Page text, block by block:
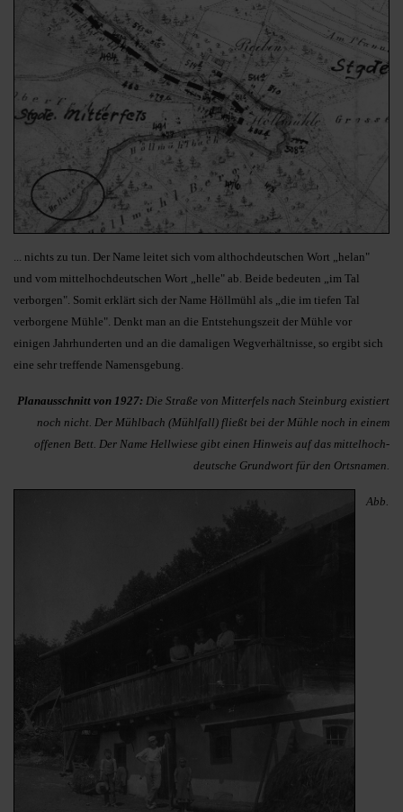
... nichts zu tun. Der Name leitet sich vom althochdeutschen Wort „helan"
und vom mittelhochdeutschen Wort „hel­le" ab. Beide bedeuten „im Tal
verborgen". Somit erklärt sich der Name Höllmühl als „die im tiefen Tal
verborgene Mühle". Denkt man an die Entstehungszeit der Mühle vor
einigen Jahrhunderten und an die damaligen Wegverhältnisse, so ergibt sich
ei­ne sehr treffende Namensge­bung.
Planausschnitt von 1927: Die Straße von Mitterfels nach Steinburg existiert
noch nicht. Der Mühlbach (Mühlfall) fließt bei der Mühle noch in einem
offenen Bett. Der Name Hellwiese gibt einen Hinweis auf das mittel­hoch­
deutsche Grundwort für den Ortsnamen.
Abb.